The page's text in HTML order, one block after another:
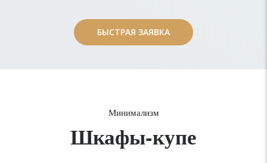
БЫСТРАЯ ЗАЯВКА
БЫСТРАЯ ЗАЯВКА
Минимализм
Шкафы-купе